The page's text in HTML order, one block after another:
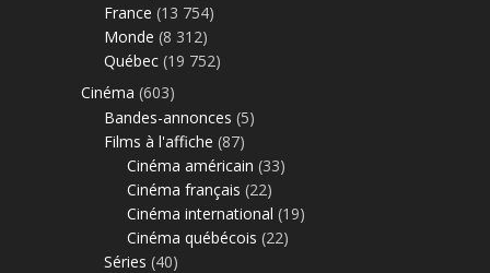
France (13 754)
Monde (8 312)
Québec (19 752)
Cinéma (603)
Bandes-annonces (5)
Films à l'affiche (87)
Cinéma américain (33)
Cinéma français (22)
Cinéma international (19)
Cinéma québécois (22)
Séries (40)